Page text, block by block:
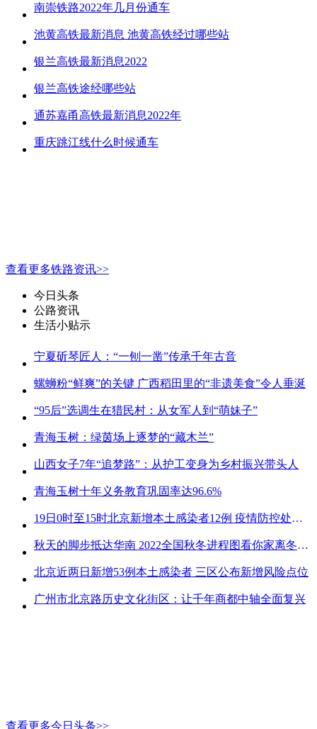
南崇铁路2022年几月份通车
池黄高铁最新消息 池黄高铁经过哪些站
银兰高铁最新消息2022
银兰高铁途经哪些站
通苏嘉甬高铁最新消息2022年
重庆跳江线什么时候通车
查看更多铁路资讯>>
今日头条
公路资讯
生活小贴示
宁夏斫琴匠人：“一刨一凿”传承千年古音
螺蛳粉“鲜爽”的关键 广西稻田里的“非遗美食”令人垂涎
“95后”选调生在猎民村：从女军人到“萌妹子”
青海玉树：绿茵场上逐梦的“藏木兰”
山西女子7年“追梦路”：从护工变身为乡村振兴带头人
青海玉树十年义务教育巩固率达96.6%
19日0时至15时北京新增本土感染者12例 疫情防控处关键时刻
秋天的脚步抵达华南 2022全国秋冬进程图看你家离冬天有多远
北京近两日新增53例本土感染者 三区公布新增风险点位
广州市北京路历史文化街区：让千年商都中轴全面复兴
查看更多今日头条>>